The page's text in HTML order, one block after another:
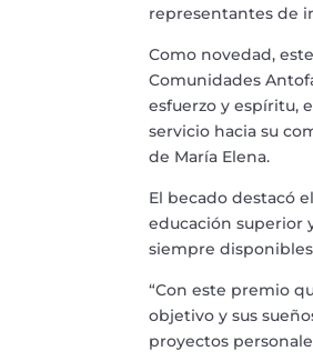
representantes de
Como novedad,
Comunidades
esfuerzo y espíritu,
servicio hacia su
de María Elena.
El becado destacó
educación superior
siempre disponibles
“Con este premio
objetivo y sus
proyectos